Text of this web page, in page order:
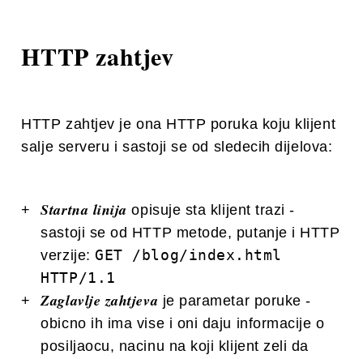
HTTP zahtjev
HTTP zahtjev je ona HTTP poruka koju klijent
salje serveru i sastoji se od sledecih dijelova:
Startna linija opisuje sta klijent trazi -
sastoji se od HTTP metode, putanje i HTTP
verzije:GET /blog/index.html
HTTP/1.1
Zaglavlje zahtjeva je parametar poruke -
obicno ih ima vise i oni daju informacije o
posiljaocu, nacinu na koji klijent zeli da